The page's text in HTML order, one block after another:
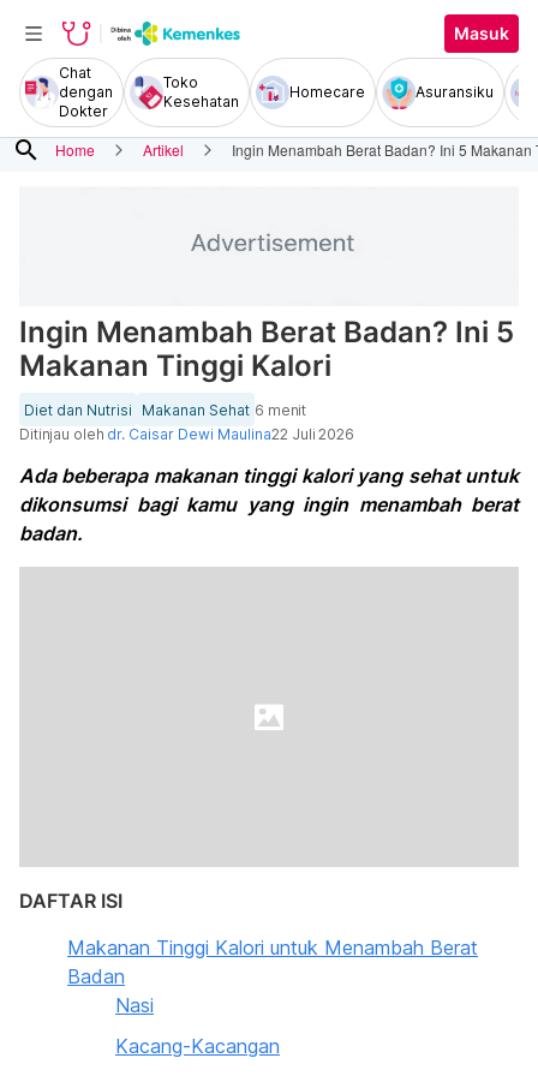
Masuk
Chat
dengan
Dokter
Toko
Kesehatan
Homecare Asuransiku
search Home Artikel Ingin Menambah Berat Badan? Ini 5 Makanan
Ingin Menambah Berat Badan? Ini 5
Makanan Tinggi Kalori
Diet dan Nutrisi Makanan Sehat 6 menit
Ditinjau oleh dr. Caisar Dewi Maulina22 Juli 2026
Ada beberapa makanan tinggi kalori yang sehat untuk
dikonsumsi bagi kamu yang ingin menambah berat
badan.
DAFTAR ISI
Makanan Tinggi Kalori untuk Menambah Berat
Badan
Nasi
Kacang-Kacangan